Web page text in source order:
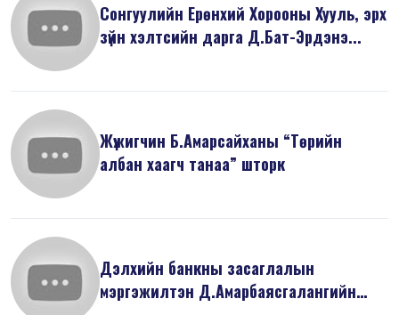
Сонгуулийн Ерөнхий Хорооны Хууль, эрх
зүйн хэлтсийн дарга Д.Бат-Эрдэнэ...
Жүжигчин Б.Амарсайханы “Төрийн
албан хаагч танаа” шторк
Дэлхийн банкны засаглалын
мэргэжилтэн Д.Амарбаясгалангийн